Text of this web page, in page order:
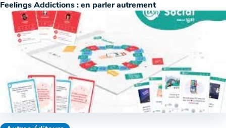
Feelings Addictions : en parler autrement